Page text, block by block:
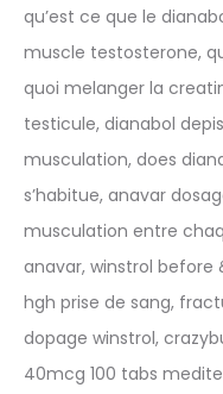
qu’est ce que le
muscle testosterone,
quoi melanger la
testicule, dianabol
musculation, does
s’habitue, anavar
musculation entre
anavar, winstrol before
hgh prise de sang,
dopage winstrol,
40mcg 100 tabs